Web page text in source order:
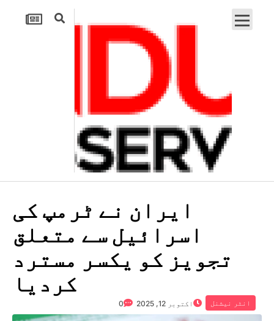
ایران نے ٹرمپ کی
اسرائیل سے متعلق
تجویز کو یکسر مسترد
کردیا
انٹر نیشنل اکتوبر 12, 2025 0